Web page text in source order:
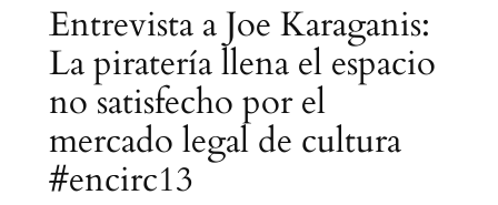
Entrevista a Joe Karaganis:
La piratería llena el espacio
no satisfecho por el
mercado legal de cultura
#encirc13